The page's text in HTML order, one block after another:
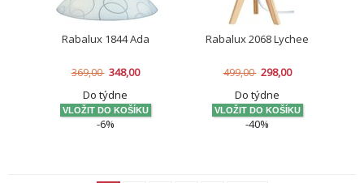
Rabalux 1844 Ada
369,00 348,00
Do týdne
-6%
Rabalux 2068 Lychee
499,00 298,00
Do týdne
-40%